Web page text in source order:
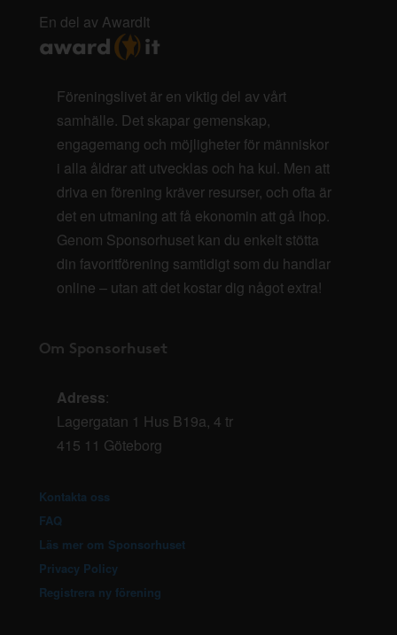
En del av AwardIt
Föreningslivet är en viktig del av vårt
samhälle. Det skapar gemenskap,
engagemang och möjligheter för människor
i alla åldrar att utvecklas och ha kul. Men att
driva en förening kräver resurser, och ofta är
det en utmaning att få ekonomin att gå ihop.
Genom Sponsorhuset kan du enkelt stötta
din favoritförening samtidigt som du handlar
online – utan att det kostar dig något extra!
Om Sponsorhuset
Adress:
Lagergatan 1 Hus B19a, 4 tr
415 11 Göteborg
Kontakta oss
FAQ
Läs mer om Sponsorhuset
Privacy Policy
Registrera ny förening